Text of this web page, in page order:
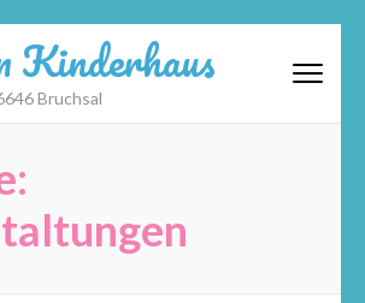
Kinderhaus
Bruchsal